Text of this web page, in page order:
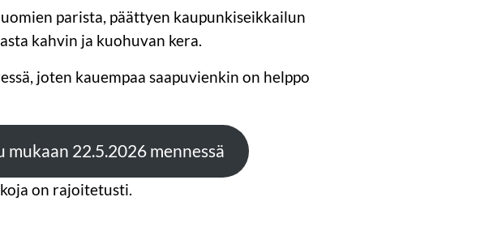
parista, päättyen kaupunkiseikkailun
kahvin ja kuohuvan kera.
joten kauempaa saapuvienkin on helppo
22.5.2026 mennessä
on rajoitetusti.